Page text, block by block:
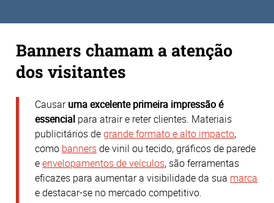
Banners chamam a atenção
dos visitantes
Causaruma excelente primeira impressão é
essencial para atrair e reter clientes. Materiais
publicitários degrande formato e alto impacto,
como bannersde vinil ou tecido, gráficos de parede
eenvelopamentos de veículos, são ferramentas
eficazes para aumentar a visibilidade da sua marca
e destacar-se no mercado competitivo.